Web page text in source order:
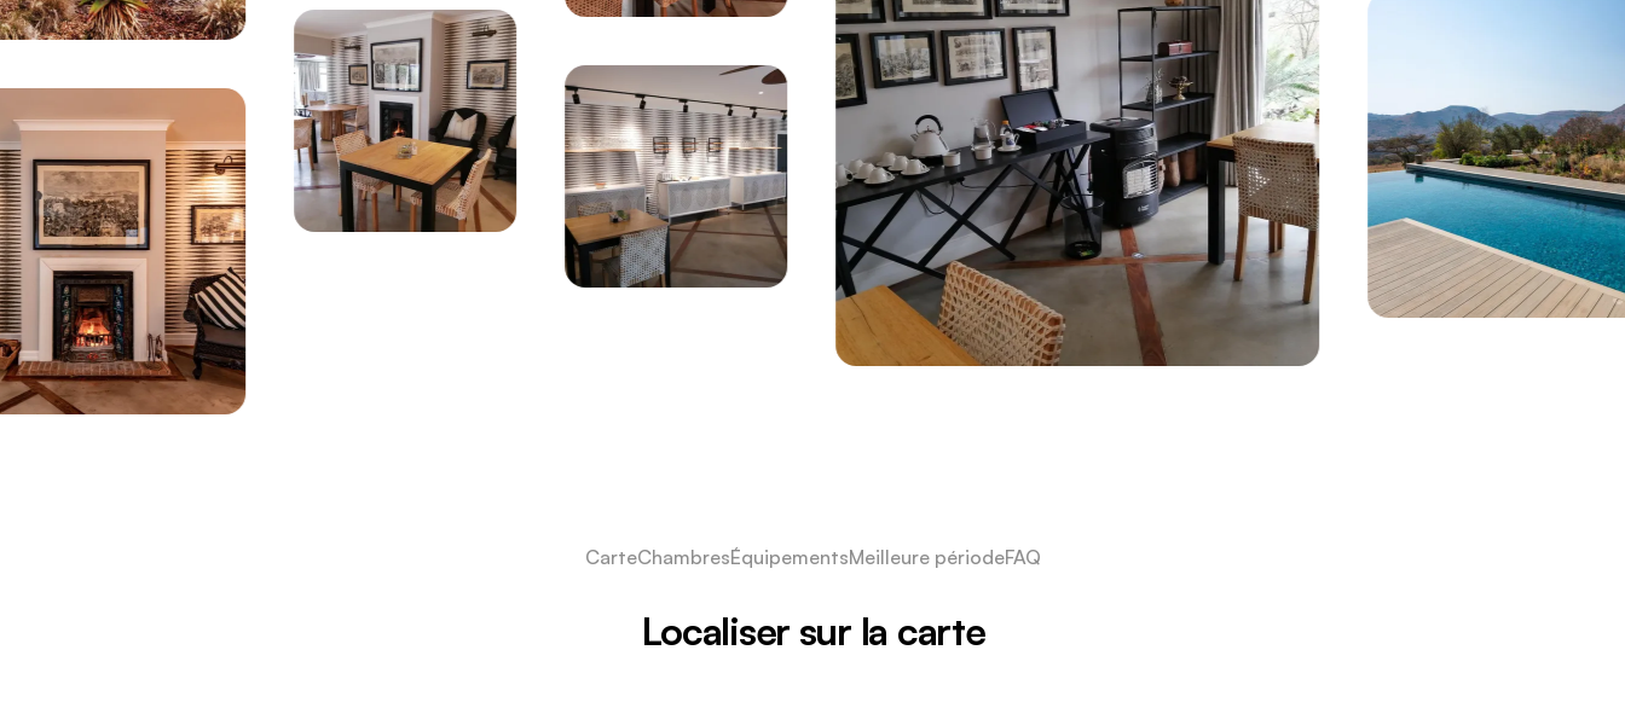
CarteChambresÉquipementsMeilleure périodeFAQ
Localiser sur la carte